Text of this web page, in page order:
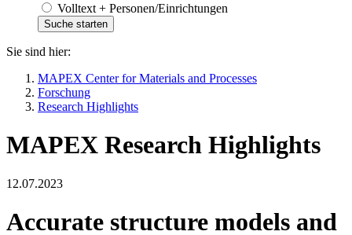
Volltext + Personen/Einrichtungen
Sie sind hier:
MAPEX Center for Materials and Processes
Forschung
Research Highlights
MAPEX Research Highlights
12.07.2023
Accurate structure models and